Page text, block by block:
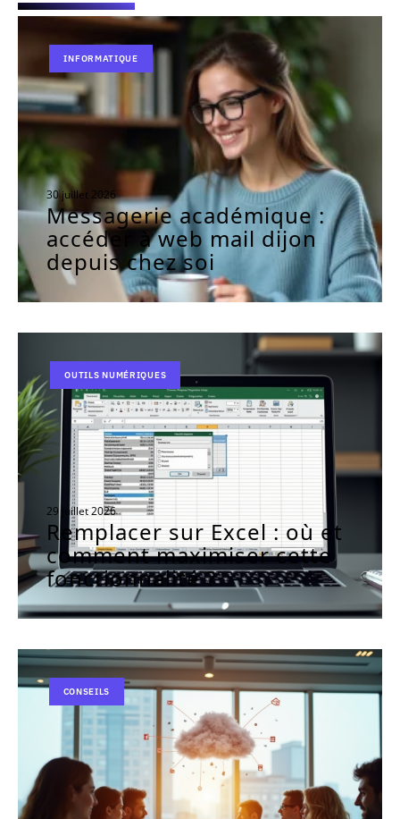
INFORMATIQUE
30 juillet 2026
Messagerie académique :
accéder à web mail dijon
depuis chez soi
OUTILS NUMÉRIQUES
29 juillet 2026
Remplacer sur Excel : où et
comment maximiser cette
fonctionnalité ?
CONSEILS